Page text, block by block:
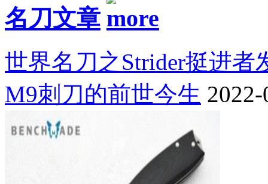
名刀文章
世界名刀之Strider挺进者
M9刺刀的前世今生